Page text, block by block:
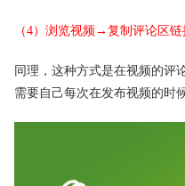
（4）浏览视频→复制评论区
同理，这种方式是在视频的评
需要自己每次在发布视频的时